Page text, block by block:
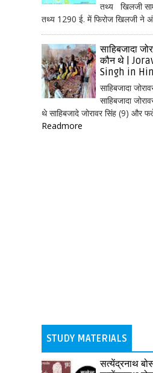
तथ्य खिलजी
तथ्य 1290 ई. में फिरोज खिलजी ने
साहिबजादा
कौन थे |
Singh in
साहिबजादा
साहिबजादा
थे साहिबजादे जोरावर सिंह (9) और
Readmore
STUDY MATERIALS
सत्येंद्रनाथ